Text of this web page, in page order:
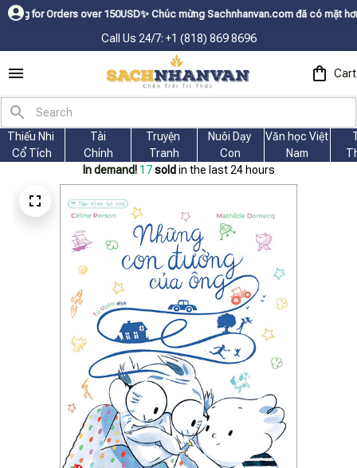
over 150USDㅤ✨Chúc mừng Sachnhanvan.com đã có mặt hơn 200
Call Us 24/7: +1 (818) 869 8696
Cart
Thiếu Nhi
Cổ Tích
Tài
Chính
Truyện
Tranh
Nuôi Dạy
Con
Văn học Việt
Nam
In demand! 18 sold in the last 24 hours